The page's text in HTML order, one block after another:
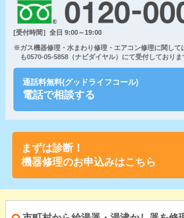
[受付時間］全日 9:00～19:00
※ガス機器修理・水まわり修理・エアコン修理に関して
も0570-05-5858（ナビダイヤル）にて受付しておりま
通話料無料(グッドライフコール)
電話で相談する
まずは診断！
機器修理のお申込みはこちら